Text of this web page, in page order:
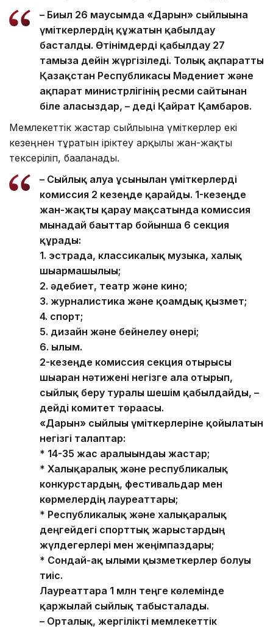
– Биыл 26 маусымда «Дарын» сыйлығына
үміткерлердің құжатын қабылдау
басталды. Өтінімдерді қабылдау 27
тамызға дейін жүргізіледі. Толық ақпаратты
Қазақстан Республикасы Мәдениет және
ақпарат министрлігінің ресми сайтынан
біле аласыздар, – деді Қайрат Қамбаров.
Мемлекеттік жастар сыйлығына үміткерлер екі
кезеңнен тұратын іріктеу арқылы жан-жақты
тексеріліп, бағаланады.
– Сыйлық алуға ұсынылған үміткерлерді
комиссия 2 кезеңде қарайды. 1-кезеңде
жан-жақты қарау мақсатында комиссия
мынадай бағыттар бойынша 6 секция
құрады:
1. эстрада, классикалық музыка, халық
шығармашылығы;
2. әдебиет, театр және кино;
3. журналистика және қоғамдық қызмет;
4. спорт;
5. дизайн және бейнелеу өнері;
6. ғылым.
2-кезеңде комиссия секция отырысы
шығарған нәтижені негізге ала отырып,
сыйлық беру туралы шешім қабылдайды, –
дейді комитет төрағасы.
«Дарын» сыйлығы үміткерлеріне қойылатын
негізгі талаптар:
* 14-35 жас аралығындағы жастар;
* Халықаралық және республикалық
конкурстардың, фестивальдар мен
көрмелердің лауреаттары;
* Республикалық және халықаралық
деңгейдегі спорттық жарыстардың
жүлдегерлері мен жеңімпаздары;
* Сондай-ақ ғылыми қызметкерлер болуы
тиіс.
Лауреаттарға 1 млн теңге көлемінде
қаржылай сыйлық табысталады.
– Орталық, жергілікті мемлекеттік